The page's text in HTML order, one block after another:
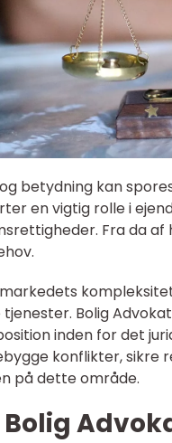
betydning kan
en vigtig rolle i
Fra da
tjenester. Bolig
inden for det
konflikter,
på dette område.
Bolig